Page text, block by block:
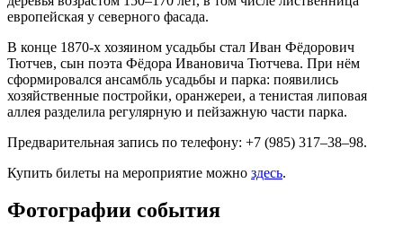
европейская у северного фасада.
В конце 1870-х хозяином усадьбы стал Иван Фёдорович
Тютчев, сын поэта Фёдора Ивановича Тютчева. При нём
сформировался ансамбль усадьбы и парка: появились
хозяйственные постройки, оранжереи, а тенистая липовая
аллея разделила регулярную и пейзажную части парка.
Предварительная запись по телефону: +7 (985) 317–38–98.
Купить билеты на мероприятие можно здесь.
Фотографии события